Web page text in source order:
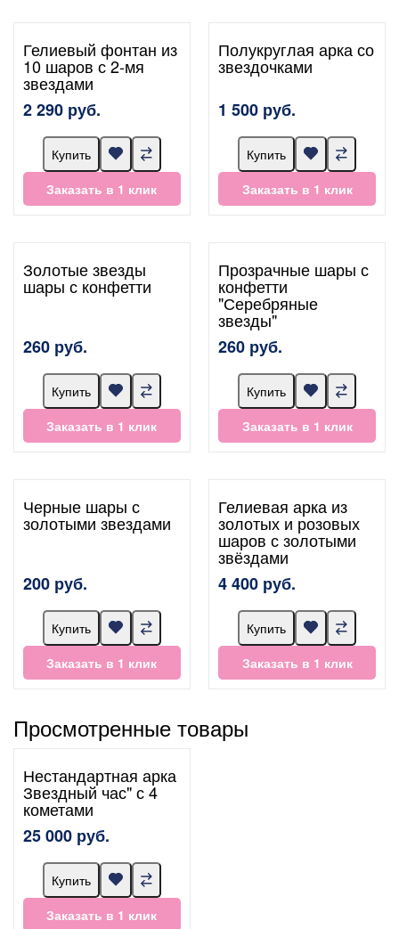
Гелиевый фонтан из
10 шаров с 2-мя
звездами
2 290 руб.
Купить
Заказать в 1 клик
Полукруглая арка со
звездочками
1 500 руб.
Купить
Заказать в 1 клик
Золотые звезды
шары с конфетти
260 руб.
Купить
Заказать в 1 клик
Прозрачные шары с
конфетти
"Серебряные
звезды"
260 руб.
Купить
Заказать в 1 клик
Черные шары с
золотыми звездами
200 руб.
Купить
Заказать в 1 клик
Гелиевая арка из
золотых и розовых
шаров с золотыми
звёздами
4 400 руб.
Купить
Заказать в 1 клик
Просмотренные товары
Нестандартная арка
Звездный час" с 4
кометами
25 000 руб.
Купить
Заказать в 1 клик